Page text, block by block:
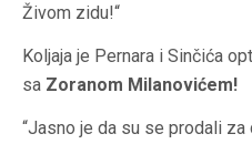
Živom zidu!“
Koljaja je Pernara i Sinčića
sa Zoranom Milanovićem!
“Jasno je da su se prodali za